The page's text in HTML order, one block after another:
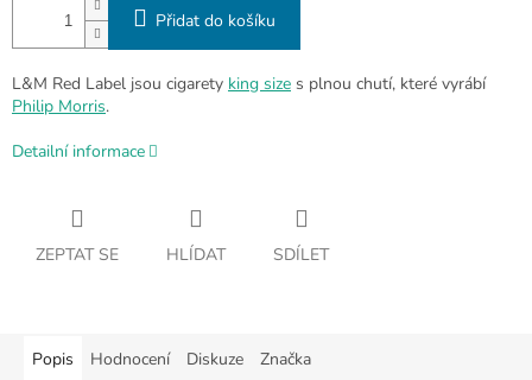
Přidat do košíku
L&M Red Label jsou cigarety king size s plnou chutí, které vyrábí
Philip Morris.
Detailní informace
ZEPTAT SE HLÍDAT SDÍLET
Popis Hodnocení Diskuze Značka